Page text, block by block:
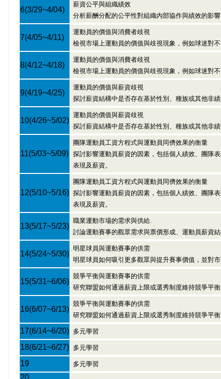
6(3/29~4/04)
薪資公平與組織績效
分析薪酬分配的公平性對組織內部協作與績效的影
7(4/05~4/11)
運動員的價值與消費者歧視
檢視市場上運動員的價值與歧視現象，例如球迷對
8(4/12~4/18)
運動員的價值與消費者歧視
檢視市場上運動員的價值與歧視現象，例如球迷對
9(4/19~4/25)
運動員的價值與薪資歧視
探討薪資結構中是否存在基於性別、種族或其他非
10(4/26~5/02)
運動員的價值與薪資歧視
探討薪資結構中是否存在基於性別、種族或其他非
11(5/03~5/09)
團隊運動員工資方程式與運動員同儕效果的衡量
探討影響運動員薪資的因素，包括個人績效、團隊
表現及薪資。
12(5/10~5/16)
團隊運動員工資方程式與運動員同儕效果的衡量
探討影響運動員薪資的因素，包括個人績效、團隊
表現及薪資。
13(5/17~5/23)
職業運動市場的需求與供給.
討論運動賽事的觀眾需求與票價形成、運動員薪資
14(5/24~5/30)
明星球員與運動賽事的供需
明星球員如何吸引更多觀眾與提升賽事價值，並對
15(5/31~6/06)
競爭平衡與運動賽事的供需
研究聯盟如何通過薪資上限或選秀制度維持競爭平
16(6/07~6/13)
競爭平衡與運動賽事的供需
研究聯盟如何通過薪資上限或選秀制度維持競爭平
17(6/14~6/20) 多元學習
18(6/21~6/27) 多元學習
19 多元學習
20